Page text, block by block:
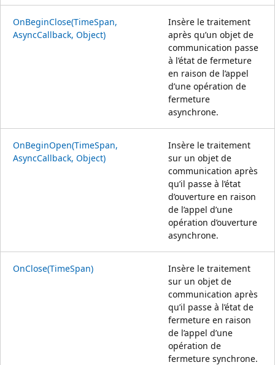
OnBeginClose(TimeSpan,
AsyncCallback, Object)
Insère le traitement
après qu’un objet de
communication passe
à l’état de fermeture
en raison de l’appel
d’une opération de
fermeture
asynchrone.
OnBeginOpen(TimeSpan,
AsyncCallback, Object)
Insère le traitement
sur un objet de
communication après
qu’il passe à l’état
d’ouverture en raison
de l’appel d’une
opération d’ouverture
asynchrone.
OnClose(TimeSpan)
Insère le traitement
sur un objet de
communication après
qu’il passe à l’état de
fermeture en raison
de l’appel d’une
opération de
fermeture synchrone.